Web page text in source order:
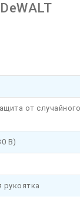
от случайного
В)
рукоятка